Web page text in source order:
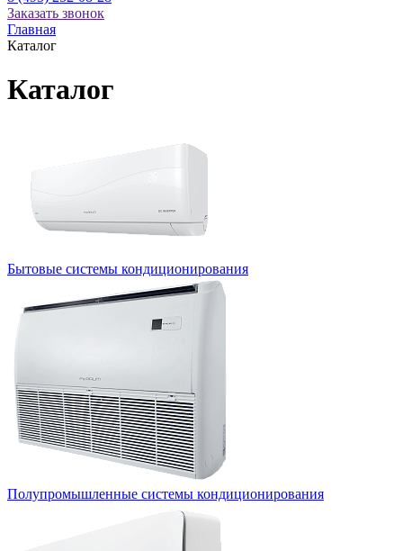
Заказать звонок
Главная
Каталог
Каталог
Бытовые системы кондиционирования
Полупромышленные системы кондиционирования